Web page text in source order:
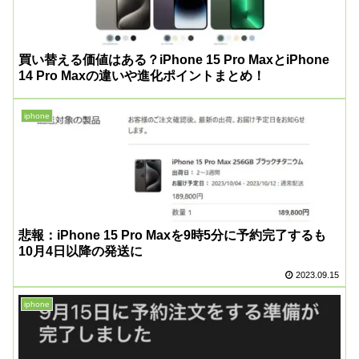
買い替える価値はある？iPhone 15 Pro MaxとiPhone
14 Pro Maxの違いや進化ポイントまとめ！
iphone
悲報：iPhone 15 Pro Maxを9時5分に予約完了するも
10月4日以降の発送に
2023.09.15
iphone